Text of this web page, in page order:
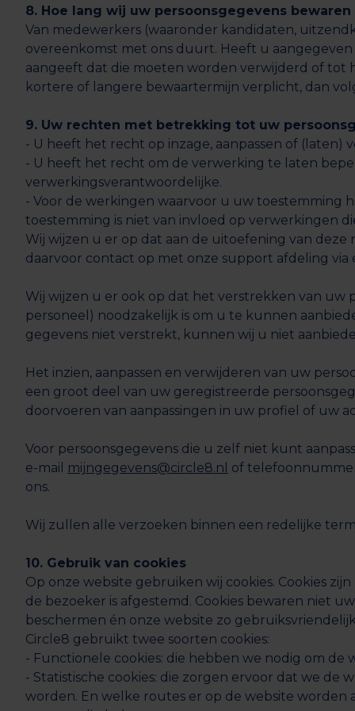
8. Hoe lang wij uw persoonsgegevens bewaren
Van medewerkers (waaronder kandidaten,
overeenkomst met ons duurt. Heeft u
aangeeft dat die moeten worden verwijderd of tot
kortere of langere bewaartermijn verplicht, dan
9. Uw rechten met betrekking tot uw
- U heeft het recht op inzage, aanpassen of (laten)
- U heeft het recht om de verwerking te laten
verwerkingsverantwoordelijke.
- Voor de werkingen waarvoor u uw
toestemming is niet van invloed op verwerkingen
Wij wijzen u er op dat aan de uitoefening van
daarvoor contact op met onze support afdeling via
Wij wijzen u er ook op dat het verstrekken van uw
personeel) noodzakelijk is om u te kunnen
gegevens niet verstrekt, kunnen wij u niet
Het inzien, aanpassen en verwijderen van uw
een groot deel van uw geregistreerde
doorvoeren van aanpassingen in uw profiel of uw
Voor persoonsgegevens die u zelf niet kunt
e-mail
mijngegevens@circle8.nl of
ons.
Wij zullen alle verzoeken binnen een redelijke
10. Gebruik van cookies
Op onze website gebruiken wij cookies. Cookies
de bezoeker is afgestemd. Cookies bewaren niet
beschermen én onze website zo
Circle8 gebruikt twee soorten cookies:
- Functionele cookies: die hebben we nodig om de
- Statistische cookies: die zorgen ervoor dat we de
worden. En welke routes er op de website worden